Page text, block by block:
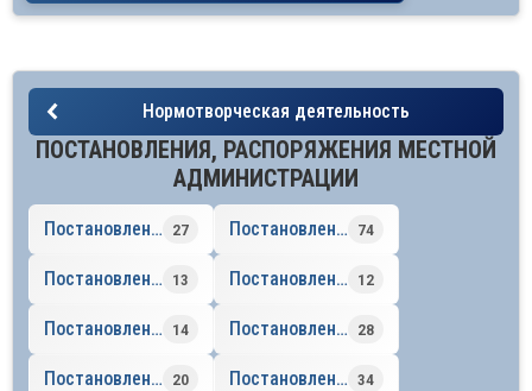
Нормотворческая деятельность
ПОСТАНОВЛЕНИЯ, РАСПОРЯЖЕНИЯ МЕСТНОЙ
АДМИНИСТРАЦИИ
Постановления 2026 год 27 Постановления 2025 год 74
Постановления 2024 год 13 Постановления 2023 год 12
Постановления 2022 год 14 Постановления 2021 год 28
Постановления 2020 год 20 Постановления 2019 год 34